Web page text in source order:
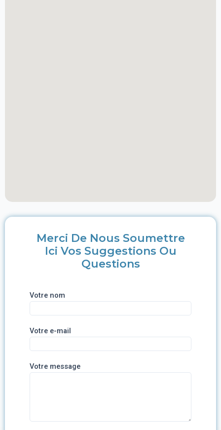
Merci De Nous Soumettre
Ici Vos Suggestions Ou
Questions
Votre nom
Votre e-mail
Votre message